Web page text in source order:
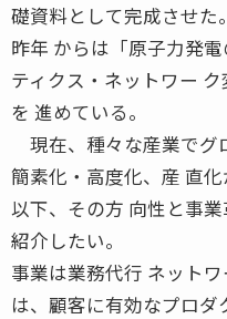
礎資料として完成させた。
昨年 からは「原子力発
ティクス・ネットワー
を 進めている。
現在、種々な産業でグ
簡素化・高度化、産 直化
以下、その方 向性と事
紹介したい。
事業は業務代行 ネット
は、顧客に有効なプロ